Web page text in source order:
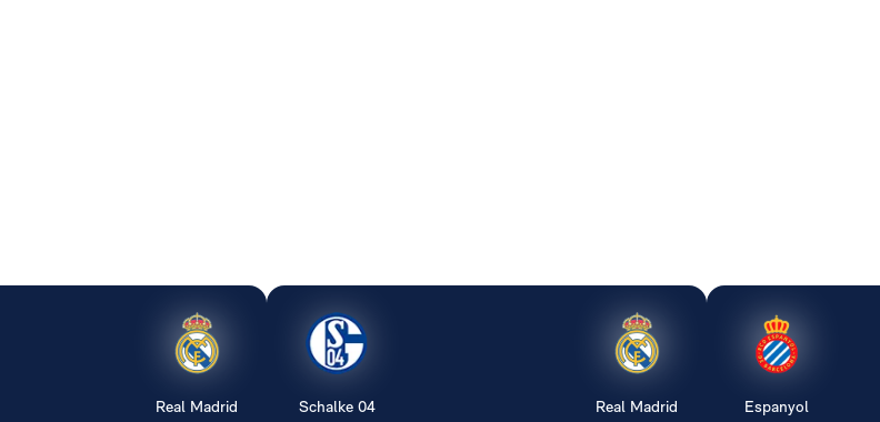
Real Madrid Schalke 04 Real Madrid Espanyol